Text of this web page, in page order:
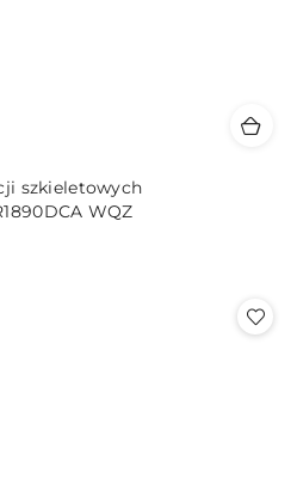
szkieletowych
WQZ